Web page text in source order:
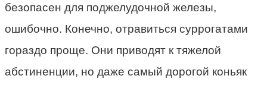
безопасен для поджелудочной железы,
ошибочно. Конечно, отравиться суррогатами
гораздо проще. Они приводят к тяжелой
абстиненции, но даже самый дорогой коньяк